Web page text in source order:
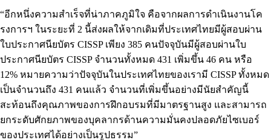
“อีกหนึ่งความสำเร็จที่น่าภาคภูมิใจ คือจากผลการดำเนินงานโค
รงการฯ ในระยะที่ 2 นี้ส่งผลให้จากเดิมที่ประเทศไทยมีผู้สอบผ่าน
ใบประกาศนียบัตร CISSP เพียง 385 คนปัจจุบันมีผู้สอบผ่านใบ
ประกาศนียบัตร CISSP จำนวนทั้งหมด 431 เพิ่มขึ้น 46 คน หรือ
12% หมายความว่าปัจจุบันในประเทศไทยของเรามี CISSP ทั้งหมด
เป็นจำนวนถึง 431 คนแล้ว จำนวนที่เพิ่มขึ้นอย่างมีนัยสำคัญนี้
สะท้อนถึงคุณภาพของการฝึกอบรมที่มีมาตรฐานสูง และสามารถ
ยกระดับศักยภาพของบุคลากรด้านความมั่นคงปลอดภัยไซเบอร์
ของประเทศได้อย่างเป็นรูปธรรม”